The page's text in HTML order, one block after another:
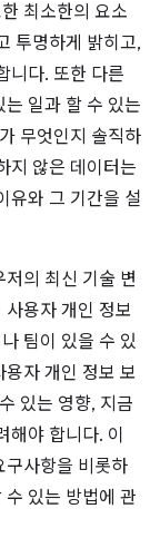
최소한의 요소
투명하게 밝히고,
니다. 또한 다른
일과 할 수 있는
무엇인지 솔직하
지 않은 데이터는
유와 그 기간을 설
의 최신 기술 변
용자 개인 정보
팀이 있을 수 있
자 개인 정보 보
있는 영향, 지금
해야 합니다. 이
구사항을 비롯하
있는 방법에 관